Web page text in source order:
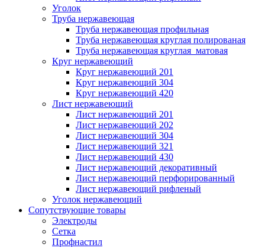
Уголок
Труба нержавеющая
Труба нержавеющая профильная
Труба нержавеющая круглая полированая
Труба нержавеющая круглая матовая
Круг нержавеющий
Круг нержавеющий 201
Круг нержавеющий 304
Круг нержавеющий 420
Лист нержавеющий
Лист нержавеющий 201
Лист нержавеющий 202
Лист нержавеющий 304
Лист нержавеющий 321
Лист нержавеющий 430
Лист нержавеющий декоративный
Лист нержавеющий перфорированный
Лист нержавеющий рифленый
Уголок нержавеющий
Cопутствующие товары
Электроды
Сетка
Профнастил